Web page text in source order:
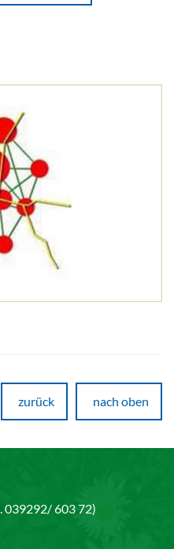
zurück nach oben
039292/ 603 72)